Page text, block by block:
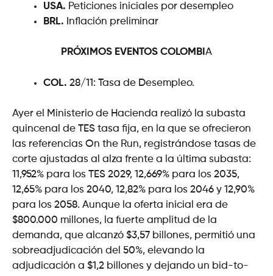
USA. Peticiones iniciales por desempleo
BRL. Inflación preliminar
PRÓXIMOS EVENTOS COLOMBI A
COL. 28/11: Tasa de Desempleo.
Ayer el Ministerio de Hacienda realizó la subasta
quincenal de TES tasa fija, en la que se ofrecieron
las referencias On the Run, registrándose tasas de
corte ajustadas al alza frente a la última subasta:
11,952% para los TES 2029, 12,669% para los 2035,
12,65% para los 2040, 12,82% para los 2046 y 12,90%
para los 2058. Aunque la oferta inicial era de
$800.000 millones, la fuerte amplitud de la
demanda, que alcanzó $3,57 billones, permitió una
sobreadjudicación del 50%, elevando la
adjudicación a $1,2 billones y dejando un bid-to-